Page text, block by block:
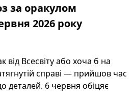
за оракулом
2026 року
Всесвіту або хоча б на
справі — прийшов час
деталей. 6 червня обіцяє